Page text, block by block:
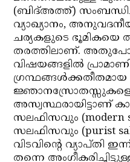
(ബിദ്അത്ത്)
വ്യാഖ്യാനം,
ചര്യകളുടെ ഭൂമികയെ
തരത്തിലാണ്.
വിഷയങ്ങളില്‍
അസ്വസ്ഥരായിട്ടാണ്
സലഫിസവും (modern
സലഫിസവും (purist
വിടവിന്റെ വ്യാപ്തി
തന്നെ